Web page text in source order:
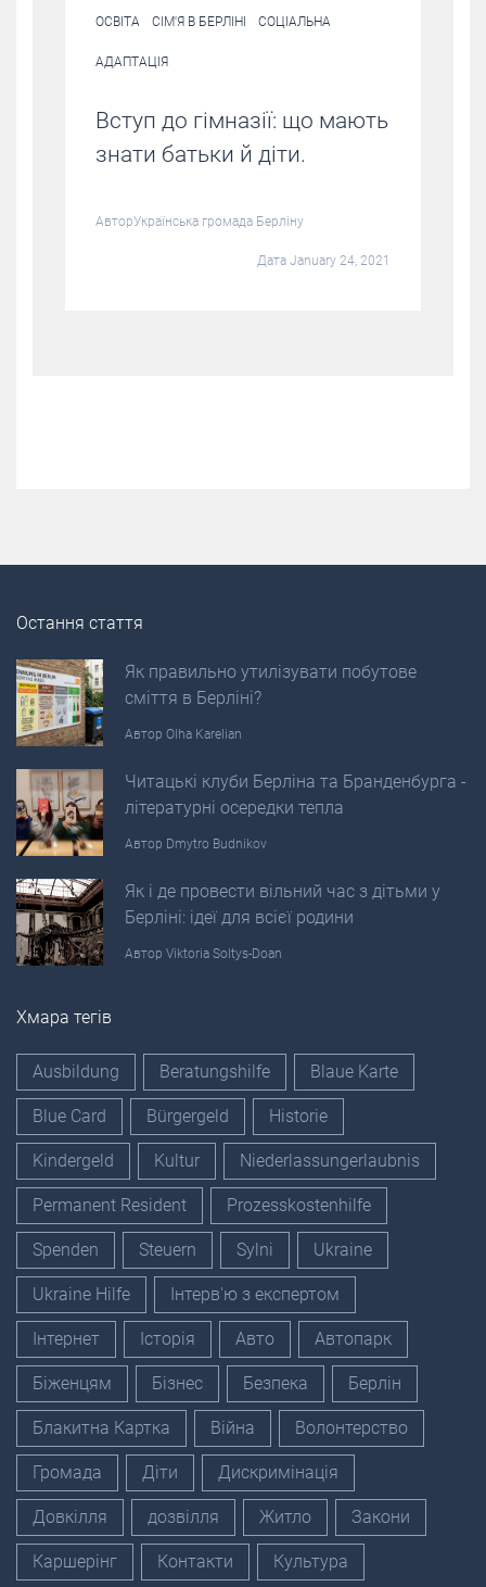
ОСВІТА СІМ'Я В БЕРЛІНІ СОЦІАЛЬНА
АДАПТАЦІЯ
Вступ до гімназії: що мають
знати батьки й діти.
АвторУкраїнська громада Берліну
Дата January 24, 2021
Остання стаття
Як правильно утилізувати побутове
сміття в Берліні?
Автор Olha Karelian
Читацькі клуби Берліна та Бранденбурга -
літературні осередки тепла
Автор Dmytro Budnikov
Як і де провести вільний час з дітьми у
Берліні: ідеї для всієї родини
Автор Viktoria Soltys-Doan
Хмара тегів
Ausbildung Beratungshilfe Blaue Karte
Blue Card Bürgergeld Historie
Kindergeld Kultur Niederlassungerlaubnis
Permanent Resident Prozesskostenhilfe
Spenden Steuern Sylni Ukraine
Ukraine Hilfe Інтерв'ю з експертом
Інтернет Історія Авто Автопарк
Біженцям Бізнес Безпека Берлін
Блакитна Картка Війна Волонтерство
Громада Діти Дискримінація
Довкілля дозвілля Житло Закони
Каршерінг Контакти Культура